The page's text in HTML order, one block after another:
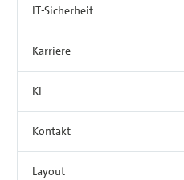
IT-Sicherheit
Karriere
KI
Kontakt
Layout